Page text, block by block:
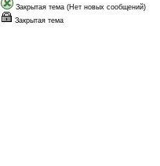
Закрытая тема (Нет новых сообщений)
Закрытая тема